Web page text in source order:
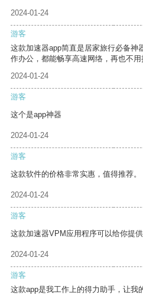
2024-01-24
游客
这款加速器app简直是居家旅行必备神
作办公，都能畅享高速网络，再也不用
2024-01-24
游客
这个是app神器
2024-01-24
游客
这款软件的价格非常实惠，值得推荐。
2024-01-24
游客
这款加速器VPM应用程序可以给你提
2024-01-24
游客
这款app是我工作上的得力助手，让我